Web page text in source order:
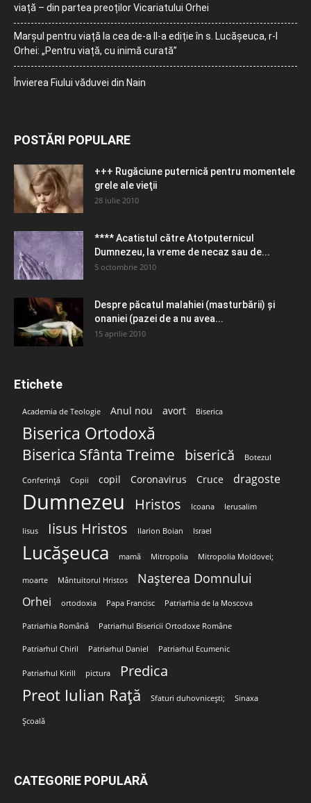
viață – din partea preoților Vicariatului Orhei
Marșul pentru viață la cea de-a II-a ediție în s. Lucășeuca, r-l
Orhei: „Pentru viață, cu inimă curată”
Învierea Fiului văduvei din Nain
POSTĂRI POPULARE
+++ Rugăciune puternică pentru momentele
grele ale vieţii
28 iulie 2010
**** Acatistul către Atotputernicul
Dumnezeu, la vreme de necaz sau de...
5 octombrie 2010
Despre păcatul malahiei (masturbării) şi
onaniei (pazei de a nu avea...
15 aprilie 2010
Etichete
Academia de Teologie Anul nou avort Biserica
Biserica Ortodoxă
Biserica Sfânta Treime biserică Botezul
Conferință Copii copil Coronavirus Cruce dragoste
Dumnezeu Hristos Icoana Ierusalim
Iisus Iisus Hristos Ilarion Boian Israel
Lucășeuca mamă Mitropolia Mitropolia Moldovei;
moarte Mântuitorul Hristos Nașterea Domnului
Orhei ortodoxia Papa Francisc Patriarhia de la Moscova
Patriarhia Română Patriarhul Bisericii Ortodoxe Române
Patriarhul Chiril Patriarhul Daniel Patriarhul Ecumenic
Patriarhul Kirill pictura Predica
Preot Iulian Rață Sfaturi duhovnicești; Sinaxa
Școală
CATEGORIE POPULARĂ